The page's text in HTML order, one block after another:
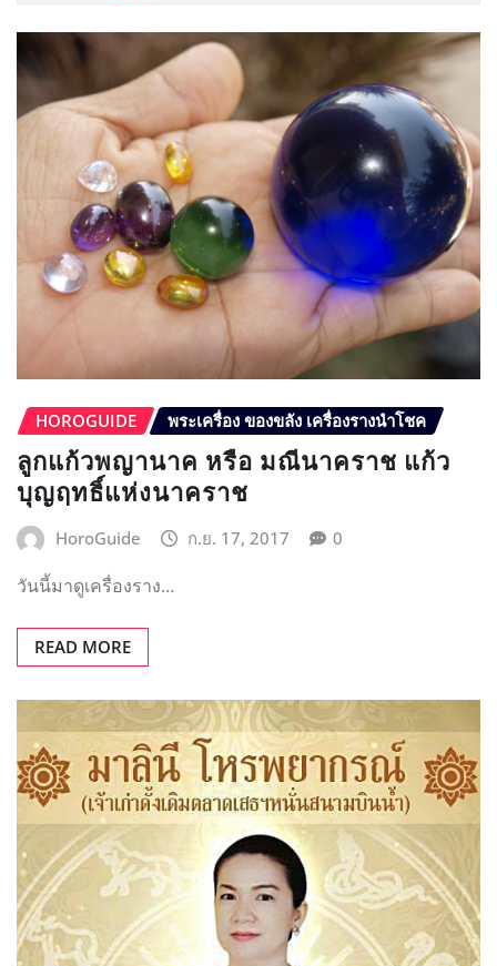
HOROGUIDE พระเครื่อง ของขลัง เครื่องรางนำโชค
ลูกแก้วพญานาค หรือ มณีนาคราช แก้ว
บุญฤทธิ์แห่งนาคราช
HoroGuide ก.ย. 17, 2017 0
วันนี้มาดูเครื่องราง…
READ MORE